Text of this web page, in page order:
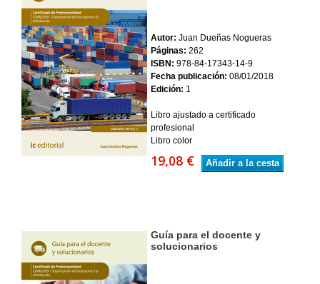
Autor: Juan Dueñas Nogueras
Páginas: 262
ISBN: 978-84-17343-14-9
Fecha publicación: 08/01/2018
Edición: 1
Libro ajustado a certificado
profesional
Libro color
19,08 € Añadir a la cesta
Guía para el docente y
solucionarios